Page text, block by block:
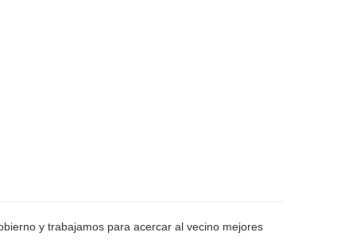
y trabajamos para acercar al vecino mejores